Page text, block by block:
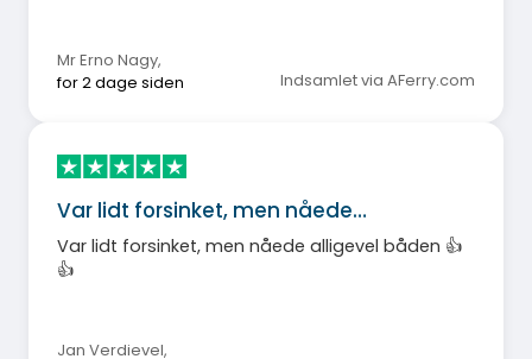
Mr Erno Nagy,
for 2 dage siden
Indsamlet via AFerry.com
Var lidt forsinket, men nåede…
Var lidt forsinket, men nåede alligevel båden 👍
👍
Jan Verdievel,